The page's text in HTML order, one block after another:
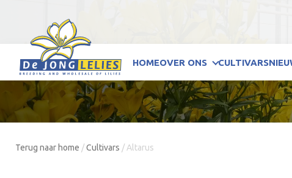
HOMEOVER ONS CULTIVARS
Terug naar home /Cultivars / Altarus